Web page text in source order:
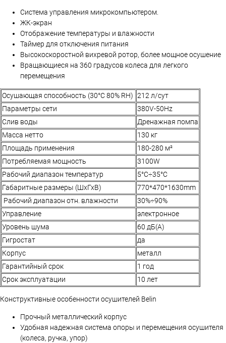
Система управления микрокомпьютером.
ЖК-экран
Отображение температуры и влажности
Таймер для отключения питания
Высокоскоростной вихревой ротор, более мощное осушение
Вращающиеся на 360 градусов колеса для легкого
перемещения
Осушающая способность (30°С 80% RH) 212 л/сут
Параметры сети
380V-50Hz
Слив воды
Дренажная помпа
Масса нетто
130 кг
Площадь применения
180-280 м²
Потребляемая мощность
3100W
Рабочий диапазон температур
5°С÷35°С
Габаритные размеры (ШхГхВ)
770*470*1630mm
Рабочий диапазон отн. влажности
30%÷90%
Управление
электронное
Уровень шума
60 дБ(А)
Гигростат
да
Корпус
металл
Гарантийный срок
1 год
Срок эксплуатации
10 лет
Конструктивные особенности осушителей Belin
Прочный металлический корпус
Удобная надежная система опоры и перемещения осушителя
(колеса, ручка, упор)